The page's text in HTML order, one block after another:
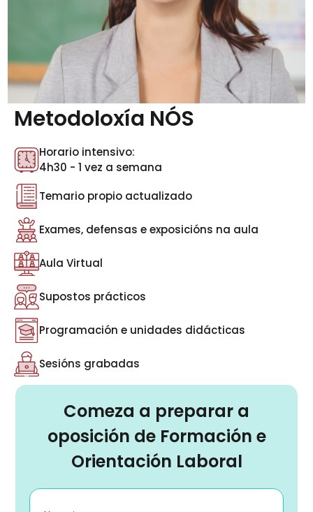
Metodoloxía NÓS
Horario intensivo:
4h30 - 1 vez a semana
Temario propio actualizado
Exames, defensas e exposicións na aula
Aula Virtual
Supostos prácticos
Programación e unidades didácticas
Sesións grabadas
Comeza a preparar a
oposición de Formación e
Orientación Laboral